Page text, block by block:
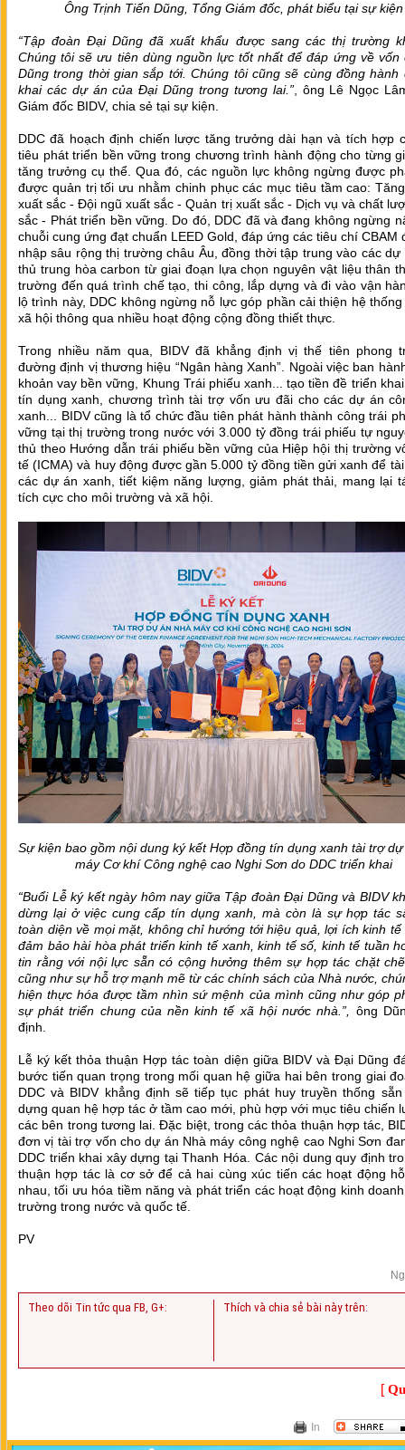
Ông Trịnh Tiến Dũng, Tổng Giám đốc, phát biểu tại sự kiện
“Tập đoàn Đại Dũng đã xuất khẩu được sang các thị trường
Chúng tôi sẽ ưu tiên dùng nguồn lực tốt nhất để đáp ứng về vốn
Dũng trong thời gian sắp tới. Chúng tôi cũng sẽ cùng đồng hành
khai các dự án của Đại Dũng trong tương lai.”, ông Lê Ngọc
Giám đốc BIDV, chia sẻ tại sự kiện.
DDC đã hoạch định chiến lược tăng trưởng dài hạn và tích hợp
tiêu phát triển bền vững trong chương trình hành động cho từng
tăng trưởng cụ thể. Qua đó, các nguồn lực không ngừng được
được quản trị tối ưu nhằm chinh phục các mục tiêu tầm cao:
xuất sắc - Đội ngũ xuất sắc - Quản trị xuất sắc - Dịch vụ và chất
sắc - Phát triển bền vững. Do đó, DDC đã và đang không ngừng
chuỗi cung ứng đạt chuẩn LEED Gold, đáp ứng các tiêu chí CBAM
nhập sâu rộng thị trường châu Âu, đồng thời tập trung vào các dự
thủ trung hòa carbon từ giai đoạn lựa chọn nguyên vật liệu thân
trường đến quá trình chế tạo, thi công, lắp dựng và đi vào vận
lộ trình này, DDC không ngừng nỗ lực góp phần cải thiện hệ
xã hội thông qua nhiều hoạt động cộng đồng thiết thực.
Trong nhiều năm qua, BIDV đã khẳng định vị thế tiên phong
đường định vị thương hiệu “Ngân hàng Xanh”. Ngoài việc ban
khoản vay bền vững, Khung Trái phiếu xanh... tạo tiền đề triển
tín dụng xanh, chương trình tài trợ vốn ưu đãi cho các dự án
xanh... BIDV cũng là tổ chức đầu tiên phát hành thành công trái
vững tại thị trường trong nước với 3.000 tỷ đồng trái phiếu tự
thủ theo Hướng dẫn trái phiếu bền vững của Hiệp hội thị trường
tế (ICMA) và huy động được gần 5.000 tỷ đồng tiền gửi xanh để
các dự án xanh, tiết kiệm năng lượng, giảm phát thải, mang lại
tích cực cho môi trường và xã hội.
Sự kiện bao gồm nội dung ký kết Hợp đồng tín dụng xanh tài trợ
máy Cơ khí Công nghệ cao Nghi Sơn do DDC triển khai
“Buổi Lễ ký kết ngày hôm nay giữa Tập đoàn Đại Dũng và BIDV
dừng lại ở việc cung cấp tín dụng xanh, mà còn là sự hợp tác
toàn diện về mọi mặt, không chỉ hướng tới hiệu quả, lợi ích kinh tế
đảm bảo hài hòa phát triển kinh tế xanh, kinh tế số, kinh tế tuần
tin rằng với nội lực sẵn có cộng hưởng thêm sự hợp tác chặt
cũng như sự hỗ trợ mạnh mẽ từ các chính sách của Nhà nước,
hiện thực hóa được tầm nhìn sứ mệnh của mình cũng như góp
sự phát triển chung của nền kinh tế xã hội nước nhà.”,
ông
định.
Lễ ký kết thỏa thuận Hợp tác toàn diện giữa BIDV và Đại Dũng
bước tiến quan trọng trong mối quan hệ giữa hai bên trong giai
DDC và BIDV khẳng định sẽ tiếp tục phát huy truyền thống
dựng quan hệ hợp tác ở tầm cao mới, phù hợp với mục tiêu chiến
các bên trong tương lai. Đặc biệt, trong các thỏa thuận hợp tác,
đơn vị tài trợ vốn cho dự án Nhà máy công nghệ cao Nghi Sơn
DDC triển khai xây dựng tại Thanh Hóa. Các nội dung quy định
thuận hợp tác là cơ sở để cả hai cùng xúc tiến các hoạt động
nhau, tối ưu hóa tiềm năng và phát triển các hoạt động kinh
trường trong nước và quốc tế.
PV
Theo dõi Tin tức qua FB, G+: Thích và chia sẻ bài này trên:
[
In